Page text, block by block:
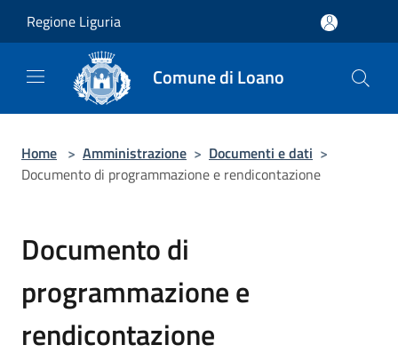
Regione Liguria
Comune di Loano
Home > Amministrazione > Documenti e dati >
Documento di programmazione e rendicontazione
Documento di
programmazione e
rendicontazione